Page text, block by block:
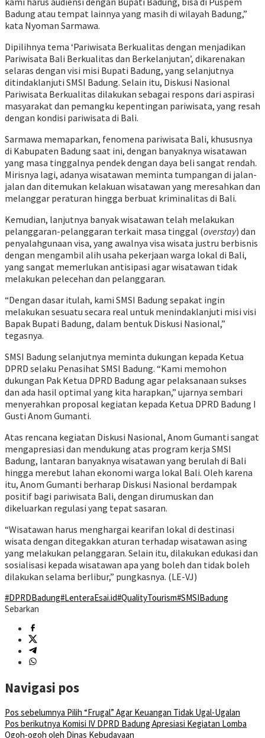
Badung atau tempat lainnya yang masih di wilayah Badung,”
kata Nyoman Sarmawa.
Dipilihnya tema ‘Pariwisata Berkualitas dengan menjadikan
Pariwisata Bali Berkualitas dan Berkelanjutan’, dikarenakan
selaras dengan visi misi Bupati Badung, yang selanjutnya
ditindaklanjuti SMSI Badung. Selain itu, Diskusi Nasional
Pariwisata Berkualitas dilakukan sebagai respons dari aspirasi
masyarakat dan pemangku kepentingan pariwisata, yang resah
dengan kondisi pariwisata di Bali.
Sarmawa memaparkan, fenomena pariwisata Bali, khususnya
di Kabupaten Badung saat ini, dengan banyaknya wisatawan
yang masa tinggalnya pendek dengan daya beli sangat rendah.
Mirisnya lagi, adanya wisatawan meminta tumpangan di jalan-
jalan dan ditemukan kelakuan wisatawan yang meresahkan dan
melanggar peraturan hingga berbuat kriminalitas di Bali.
Kemudian, lanjutnya banyak wisatawan telah melakukan
pelanggaran-pelanggaran terkait masa tinggal (overstay) dan
penyalahgunaan visa, yang awalnya visa wisata justru berbisnis
dengan mengambil alih usaha pekerjaan warga lokal di Bali,
yang sangat memerlukan antisipasi agar wisatawan tidak
melakukan pelecehan dan pelanggaran.
“Dengan dasar itulah, kami SMSI Badung sepakat ingin
melakukan sesuatu secara real untuk menindaklanjuti misi visi
Bapak Bupati Badung, dalam bentuk Diskusi Nasional,”
tegasnya.
SMSI Badung selanjutnya meminta dukungan kepada Ketua
DPRD selaku Penasihat SMSI Badung. “Kami memohon
dukungan Pak Ketua DPRD Badung agar pelaksanaan sukses
dan ada hasil optimal yang kita harapkan,” ujarnya sembari
menyerahkan proposal kegiatan kepada Ketua DPRD Badung I
Gusti Anom Gumanti.
Atas rencana kegiatan Diskusi Nasional, Anom Gumanti sangat
mengapresiasi dan mendukung atas program kerja SMSI
Badung, lantaran banyaknya wisatawan yang berulah di Bali
hingga merebut lahan ekonomi warga lokal Bali. Oleh karena
itu, Anom Gumanti berharap Diskusi Nasional berdampak
positif bagi pariwisata Bali, dengan dirumuskan dan
dikeluarkan regulasi yang tepat sasaran.
“Wisatawan harus menghargai kearifan lokal di destinasi
wisata dengan ditegakkan aturan terhadap wisatawan asing
yang melakukan pelanggaran. Selain itu, dilakukan edukasi dan
sosialisasi kepada wisatawan apa yang boleh dan tidak boleh
dilakukan selama berlibur,” pungkasnya. (LE-VJ)
#DPRDBadung#LenteraEsai.id#QualityTourism#SMSIBadung
Sebarkan
Navigasi pos
Pos sebelumnya Pilih “Frugal” Agar Keuangan Tidak Ugal-Ugalan
Pos berikutnya Komisi IV DPRD Badung Apresiasi Kegiatan Lomba
Ogoh-ogoh oleh Dinas Kebudayaan